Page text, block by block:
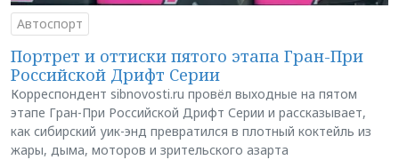
Автоспорт
Портрет и оттиски пятого этапа Гран-При
Российской Дрифт Серии
Корреспондент sibnovosti.ru провёл выходные на пятом
этапе Гран-При Российской Дрифт Серии и рассказывает,
как сибирский уик-энд превратился в плотный коктейль из
жары, дыма, моторов и зрительского азарта